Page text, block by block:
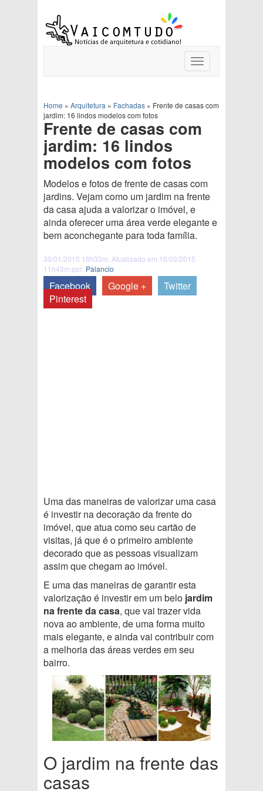
Toggle
navigation
Home » Arquitetura » Fachadas » Frente de casas com
jardim: 16 lindos modelos com fotos
Frente de casas com
jardim: 16 lindos
modelos com fotos
Modelos e fotos de frente de casas com
jardins. Vejam como um jardim na frente
da casa ajuda a valorizar o imóvel, e
ainda oferecer uma área verde elegante e
bem aconchegante para toda família.
30/01/2015 16h33m. Atualizado em 16/03/2015
11h43m por: Palancio
Facebook Google +
Twitter
Pinterest
Uma das maneiras de valorizar uma casa
é investir na decoração da frente do
imóvel, que atua como seu cartão de
visitas, já que é o primeiro ambiente
decorado que as pessoas visualizam
assim que chegam ao imóvel.
E uma das maneiras de garantir esta
valorização é investir em um belo jardim
na frente da casa, que vai trazer vida
nova ao ambiente, de uma forma muito
mais elegante, e ainda vai contribuir com
a melhoria das áreas verdes em seu
bairro.
O jardim na frente das
casas